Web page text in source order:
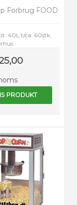
Forbrug FOOD
40L t/ca. 60stk.
PRODUKT